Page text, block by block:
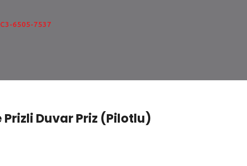
6505-7537
Prizli Duvar Priz (Pilotlu)